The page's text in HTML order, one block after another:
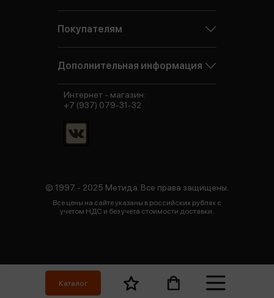
Каталог
Покупателям
Дополнительная информация
© 1997 - 2025 Метида. Все права защищены.
Все цены на сайте указаны в российских рублях с
учетом НДС и без учета стоимости доставки.
Интернет - магазин:
+7 (937) 079-31-32